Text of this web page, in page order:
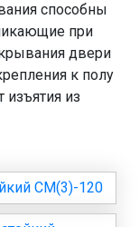
способны
при
двери
к полу
изъятия из
СМ(3)-120